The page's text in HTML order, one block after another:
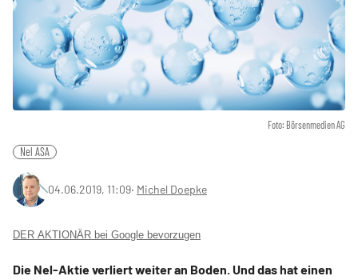
Foto: Börsenmedien AG
Nel ASA
04.06.2019, 11:09‧ Michel Doepke
DER AKTIONÄR bei Google bevorzugen
Die Nel-Aktie verliert weiter an Boden. Und das hat einen